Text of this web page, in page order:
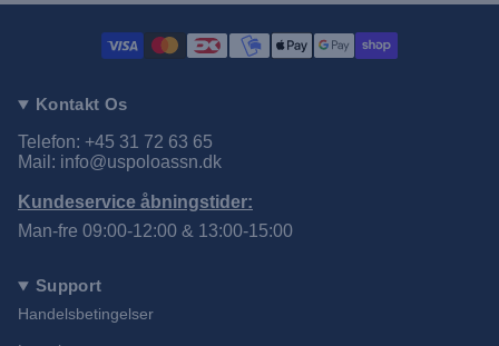
Kontakt Os
Telefon: +45 31 72 63 65
Mail: info@uspoloassn.dk
Kundeservice åbningstider:
Man-fre 09:00-12:00 & 13:00-15:00
Support
Handelsbetingelser